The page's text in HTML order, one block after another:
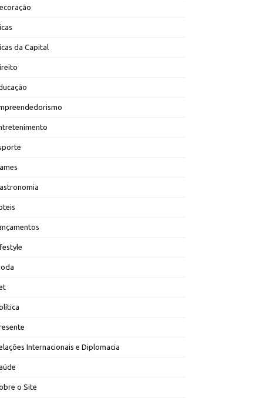
da Capital
Internacionais e Diplomacia
o Site